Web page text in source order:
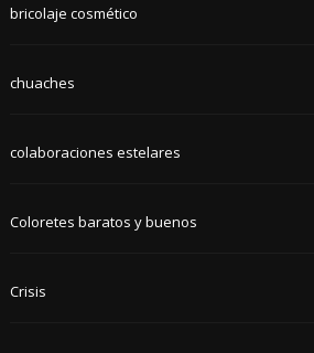
bricolaje cosmético
chuaches
colaboraciones estelares
Coloretes baratos y buenos
Crisis